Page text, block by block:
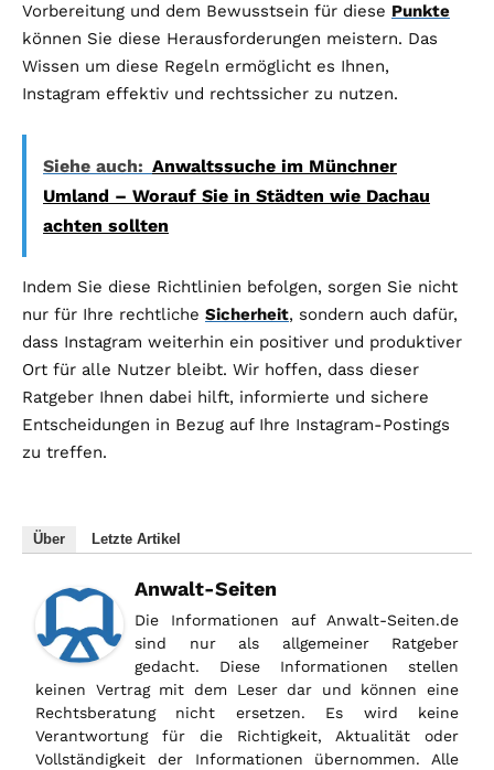
Vorbereitung und dem Bewusstsein für diese Punkte
können Sie diese Herausforderungen meistern. Das
Wissen um diese Regeln ermöglicht es Ihnen,
Instagram effektiv und rechtssicher zu nutzen.
Siehe auch: Anwaltssuche im Münchner
Umland – Worauf Sie in Städten wie Dachau
achten sollten
Indem Sie diese Richtlinien befolgen, sorgen Sie nicht
nur für Ihre rechtliche Sicherheit, sondern auch dafür,
dass Instagram weiterhin ein positiver und produktiver
Ort für alle Nutzer bleibt. Wir hoffen, dass dieser
Ratgeber Ihnen dabei hilft, informierte und sichere
Entscheidungen in Bezug auf Ihre Instagram-Postings
zu treffen.
Über Letzte Artikel
Anwalt-Seiten
Die Informationen auf Anwalt-Seiten.de
sind nur als allgemeiner Ratgeber
gedacht. Diese Informationen stellen
keinen Vertrag mit dem Leser dar und können eine
Rechtsberatung nicht ersetzen. Es wird keine
Verantwortung für die Richtigkeit, Aktualität oder
Vollständigkeit der Informationen übernommen. Alle